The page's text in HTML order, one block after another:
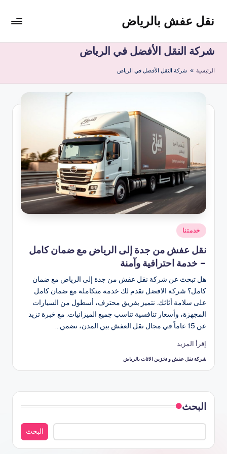
التجاوز
المحتوى
نقل عفش بالرياض
نقل
عفش
وتخزين
بالرياض
ريال
شركة النقل الأفضل في الرياض
الرئيسية » شركة النقل الأفضل في الرياض
نُشر
في
خدمتنا
نقل عفش من جدة إلى الرياض مع ضمان كامل
– خدمة احترافية وآمنة
هل تبحث عن شركة نقل عفش من جدة إلى الرياض مع ضمان
كامل؟ شركة الافضل تقدم لك خدمة متكاملة مع ضمان كامل
على سلامة أثاثك. نتميز بفريق محترف، أسطول من السيارات
المجهزة، وأسعار تنافسية تناسب جميع الميزانيات. مع خبرة تزيد
عن 15 عاماً في مجال نقل العفش بين المدن، نضمن…
إقرأ المزيد
تمّ
شركة نقل عفش و تخزين الاثاث بالرياض
البحث
البحث